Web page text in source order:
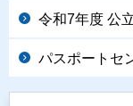
令和7年度 公
パスポートセ